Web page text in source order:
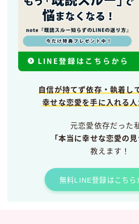
自信が持てず依存・執着し
幸せな恋愛を手に入れる
元恋愛依存だった
「本当に幸せな恋愛の見
教えます！
無料LINE登録はこちら